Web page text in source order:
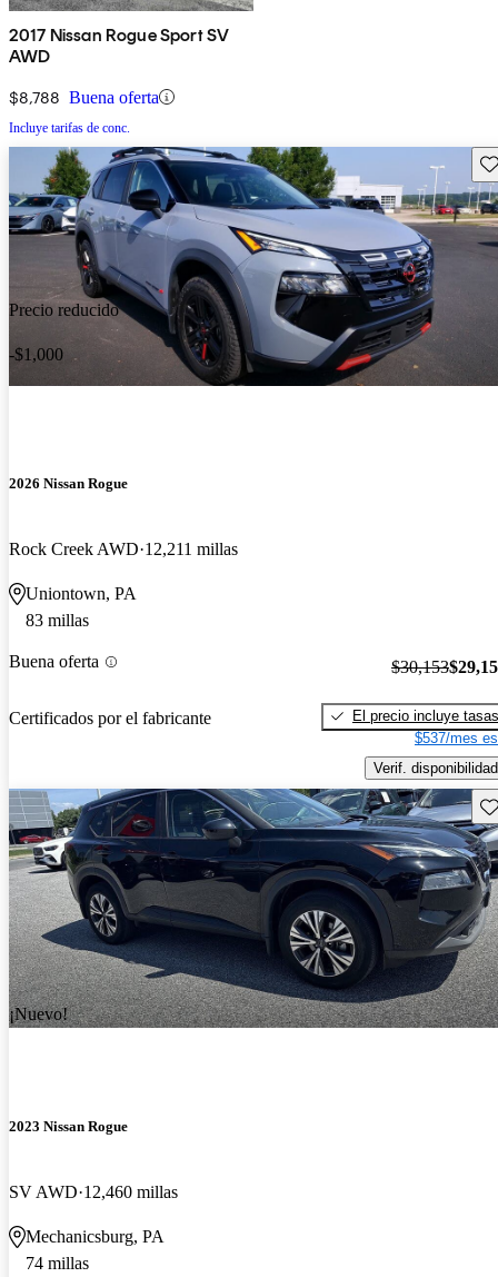
2017 Nissan Rogue Sport SV
AWD
$8,788 Buena oferta
Incluye tarifas de conc.
Precio reducido
-$1,000
2026 Nissan Rogue
Rock Creek AWD 12,211 millas
Uniontown, PA
83 millas
Buena oferta
Certificados por el fabricante
$30,153
El precio incluye tasas
$537/mes
Verif. disponibilidad
¡Nuevo!
2023 Nissan Rogue
SV AWD 12,460 millas
Mechanicsburg, PA
74 millas